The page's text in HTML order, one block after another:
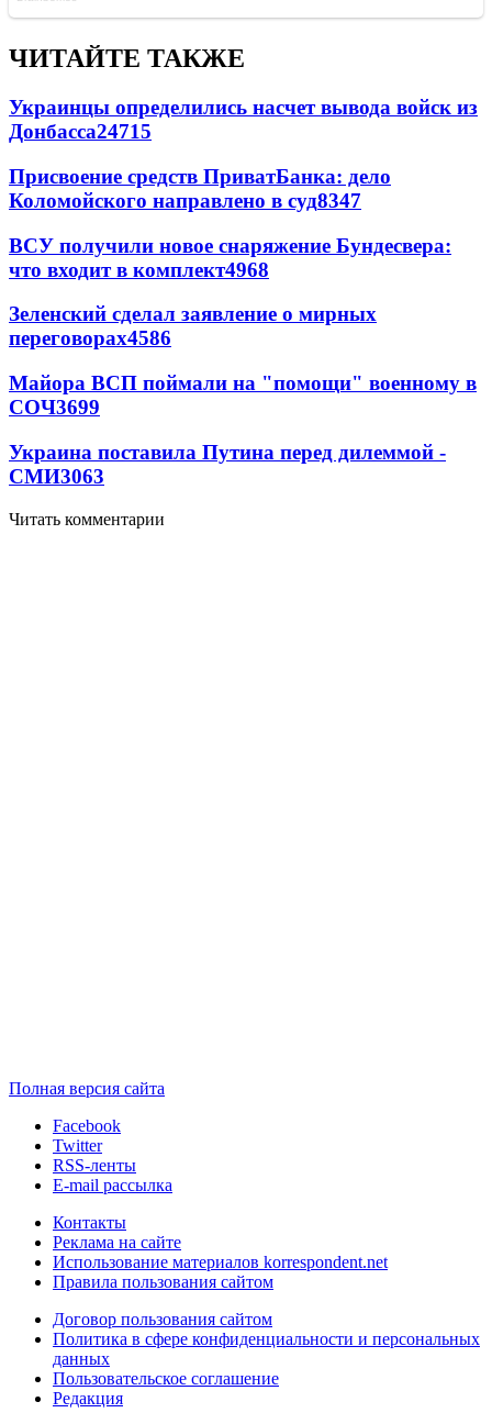
ЧИТАЙТЕ ТАКЖЕ
Украинцы определились насчет вывода войск из
Донбасса24715
Присвоение средств ПриватБанка: дело
Коломойского направлено в суд8347
ВСУ получили новое снаряжение Бундесвера:
что входит в комплект4968
Зеленский сделал заявление о мирных
переговорах4586
Майора ВСП поймали на "помощи" военному в
СОЧ3699
Украина поставила Путина перед дилеммой -
СМИ3063
Читать комментарии
Полная версия сайта
Facebook
Twitter
RSS-ленты
E-mail рассылка
Контакты
Реклама на сайте
Использование материалов korrespondent.net
Правила пользования сайтом
Договор пользования сайтом
Политика в сфере конфиденциальности и персональных
данных
Пользовательское соглашение
Редакция